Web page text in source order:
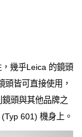
幾乎Leica 的鏡頭
皆可直接使用，
頭與其他品牌之
601) 機身上。